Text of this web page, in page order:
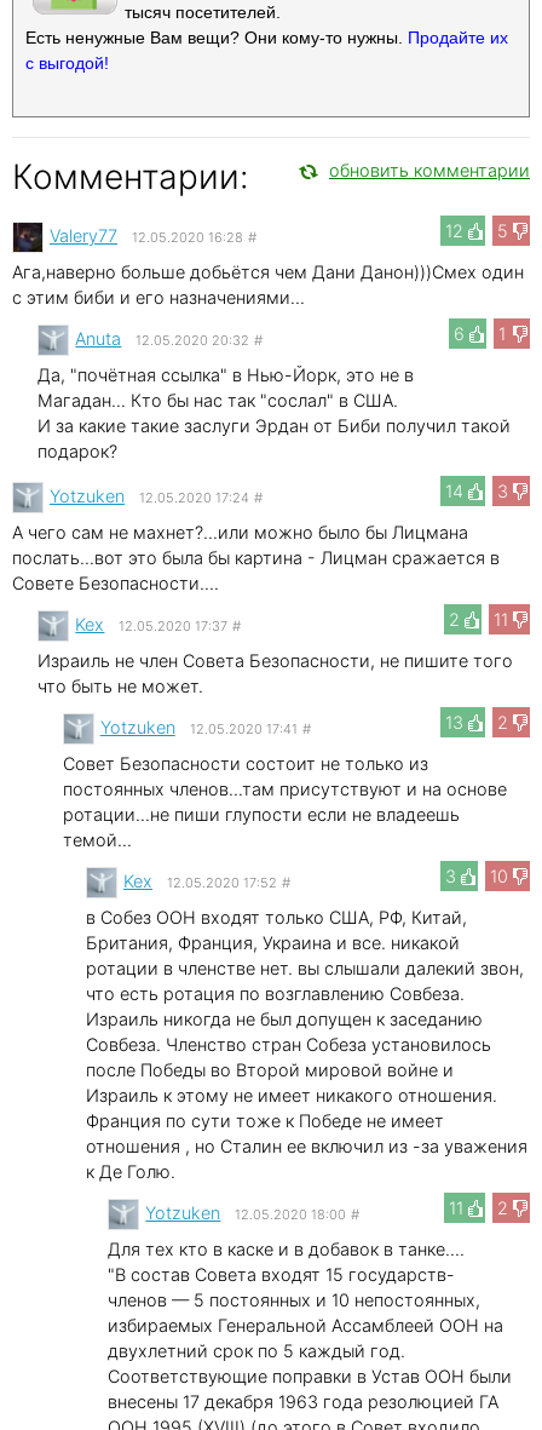
тысяч посетителей.
Есть ненужные Вам вещи? Они кому-то нужны. Продайте их
с выгодой!
Комментарии: обновить комментарии
12 5
Valery77 12.05.2020 16:28 #
Ага,наверно больше добьётся чем Дани Данон)))Смех один
с этим биби и его назначениями...
6
1
Anuta 12.05.2020 20:32 #
Да, "почётная ссылка" в Нью-Йорк, это не в
Магадан... Кто бы нас так "сослал" в США.
И за какие такие заслуги Эрдан от Биби получил такой
подарок?
14
3
Yotzuken 12.05.2020 17:24 #
А чего сам не махнет?...или можно было бы Лицмана
послать...вот это была бы картина - Лицман сражается в
Совете Безопасности....
2
11
Kex 12.05.2020 17:37 #
Израиль не член Совета Безопасности, не пишите того
что быть не может.
13
2
Yotzuken 12.05.2020 17:41 #
Совет Безопасности состоит не только из
постоянных членов...там присутствуют и на основе
ротации...не пиши глупости если не владеешь
темой...
3
10
Kex 12.05.2020 17:52 #
в Собез ООН входят только США, РФ, Китай,
Британия, Франция, Украина и все. никакой
ротации в членстве нет. вы слышали дaлекий звон,
что есть ротация по возглавлению Совбеза.
Израиль никогда не был допущен к заседанию
Совбеза. Членство стран Собеза установилось
после Победы во Второй мировой войне и
Израиль к этому не имеет никакого отношения.
Франция по сути тоже к Победе не имеет
отношения , но Сталин ее включил из -за уважения
к Де Голю.
11
2
Yotzuken 12.05.2020 18:00 #
Для тех кто в каске и в добавок в танке....
"В состав Совета входят 15 государств-
членов — 5 постоянных и 10 непостоянных,
избираемых Генеральной Ассамблеей ООН на
двухлетний срок по 5 каждый год.
Соответствующие поправки в Устав ООН были
внесены 17 декабря 1963 года резолюцией ГА